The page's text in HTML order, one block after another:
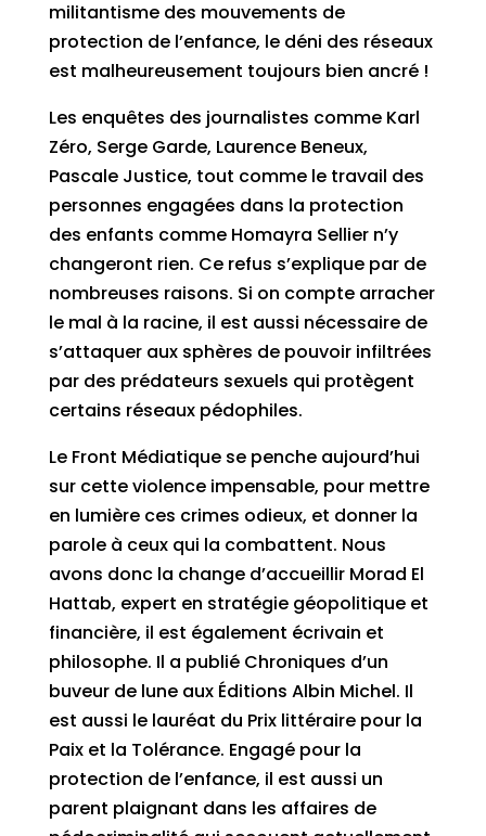
militantisme des mouvements de
protection de l’enfance, le déni des réseaux
est malheureusement toujours bien ancré !
Les enquêtes des journalistes comme Karl
Zéro, Serge Garde, Laurence Beneux,
Pascale Justice, tout comme le travail des
personnes engagées dans la protection
des enfants comme Homayra Sellier n’y
changeront rien. Ce refus s’explique par de
nombreuses raisons. Si on compte arracher
le mal à la racine, il est aussi nécessaire de
s’attaquer aux sphères de pouvoir infiltrées
par des prédateurs sexuels qui protègent
certains réseaux pédophiles.
Le Front Médiatique se penche aujourd’hui
sur cette violence impensable, pour mettre
en lumière ces crimes odieux, et donner la
parole à ceux qui la combattent. Nous
avons donc la change d’accueillir Morad El
Hattab, expert en stratégie géopolitique et
financière, il est également écrivain et
philosophe. Il a publié Chroniques d’un
buveur de lune aux Éditions Albin Michel. Il
est aussi le lauréat du Prix littéraire pour la
Paix et la Tolérance. Engagé pour la
protection de l’enfance, il est aussi un
parent plaignant dans les affaires de